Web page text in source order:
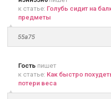
к статье: Голубь сидит на
предметы
55а75
Гость пишет
к статье: Как быстро
потери веса